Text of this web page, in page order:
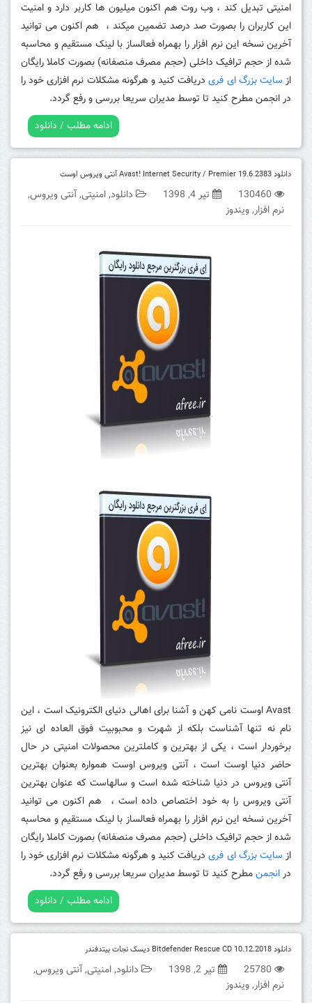
امنیتی تبدیل کند ، وب روت هم اکنون میلیون ها کاربر دارد و امنیت
این کاربران را بصورت صد درصد تضمین میکند ، هم اکنون می توانید
آخرین نسخه این نرم افزار را بهمراه فعالساز با لینک مستقیم و محاسبه
شده از حجم ترافیک داخلی (حجم مصرف منصفانه) بصورت کاملا رایگان
از سایت بزرگ ای فریدریافت کنید و هرگونه مشکلات نرم افزاری خود را
در انجمن مطرح کنید تا توسط مدیران سریعا بررسی و رفع گردد.
ادامه مطلب / دانلود
دانلود Avast! Internet Security / Premier 19.6.2383 آنتی ویروس اوست
130460 تیر 4, 1398 دانلود,امنیتی,آنتی ویروس,
نرم افزار,ویندوز
Avast اوست نامی کهن و آشنا برای اهالی دنیای الکترونیک است ، این
نام نه تنها آشناست بلکه از شهرت و محبوبیت فوق العاده ای نیز
برخوردار است ، یکی از بهترین و کاملترین محصولات امنیتی در حال
حاضر دنیا اوست است ، آنتی ویروس اوست همواره بعنوان بهترین
آنتی ویروس در دنیا شناخته شده است و سالهاست که عنوان بهترین
آنتی ویروس را به خود اختصاص داده است ، هم اکنون می توانید
آخرین نسخه این نرم افزار را بهمراه فعالساز با لینک مستقیم و محاسبه
شده از حجم ترافیک داخلی (حجم مصرف منصفانه) بصورت کاملا رایگان
از سایت بزرگ ای فریدریافت کنید و هرگونه مشکلات نرم افزاری خود را
درانجمنمطرح کنید تا توسط مدیران سریعا بررسی و رفع گردد.
ادامه مطلب / دانلود
دانلود Bitdefender Rescue CD 10.12.2018 دیسک نجات بیتدفندر
25780 تیر 2, 1398 دانلود,امنیتی,آنتی ویروس,
نرم افزار,ویندوز